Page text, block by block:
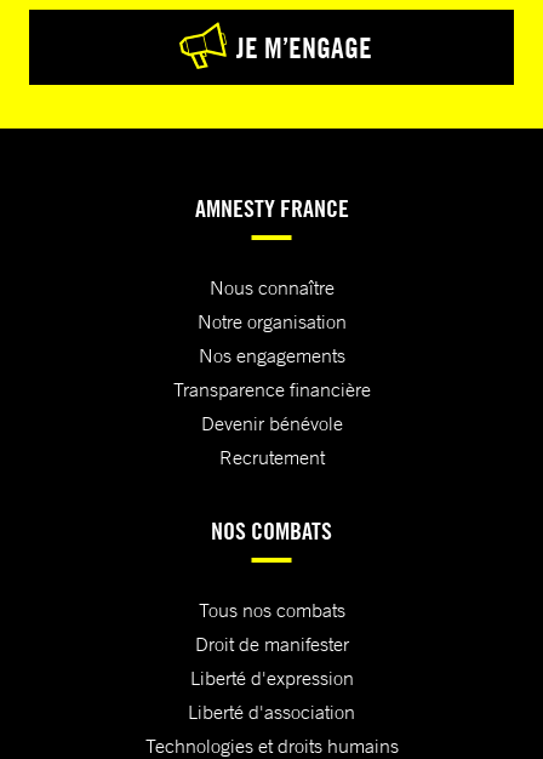
JE M’ENGAGE
AMNESTY FRANCE
Nous connaître
Notre organisation
Nos engagements
Transparence financière
Devenir bénévole
Recrutement
NOS COMBATS
Tous nos combats
Droit de manifester
Liberté d'expression
Liberté d'association
Technologies et droits humains